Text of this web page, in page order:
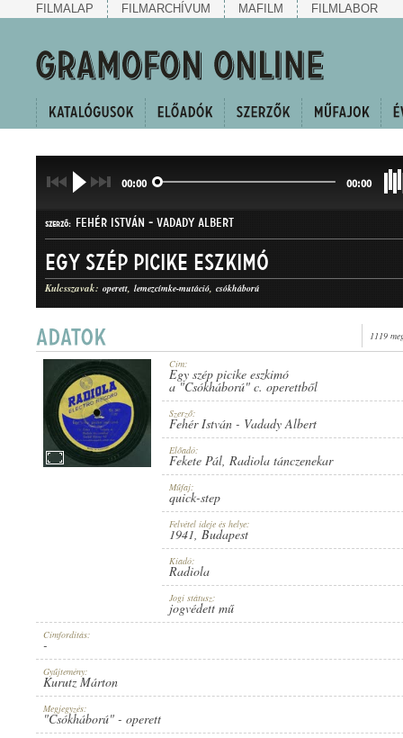
FILMALAP FILMARCHÍVUM MAFILM FILMLABOR
00:00 00:00
SZERZŐ: FEHÉR ISTVÁN - VADADY ALBERT
MŰFAJ: QUICK-STEP
RADIOLA
Egy szép picike eszkimó
Kulcsszavak: operett lemezcímke-mutáció csókháború
1119
Cím:
Egy szép picike eszkimó
a "Csókháború" c. operettből
Szerző:
Fehér István - Vadady Albert
Előadó:
Fekete Pál, Radiola tánczenekar
Műfaj:
quick-step
Felvétel ideje és helye:
1941, Budapest
Kiadó:
Radiola
Jogi státusz:
jogvédett mű
Címfordítás:
-
Gyűjtemény:
Kurutz Márton
Megjegyzés:
"Csókháború" - operett